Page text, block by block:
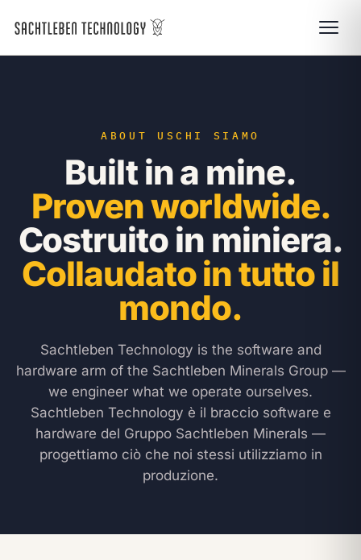
ABOUT USCHI SIAMO
Built in a mine.
Proven worldwide.
Costruito in miniera.
Collaudato in tutto il
mondo.
Sachtleben Technology is the software and
hardware arm of the Sachtleben Minerals Group —
we engineer what we operate ourselves.
Sachtleben Technology è il braccio software e
hardware del Gruppo Sachtleben Minerals —
progettiamo ciò che noi stessi utilizziamo in
produzione.